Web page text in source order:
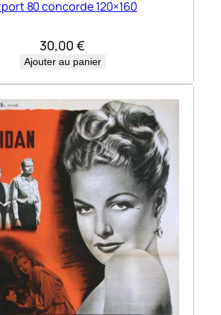
80 concorde 120×160
30,00 €
Ajouter au panier